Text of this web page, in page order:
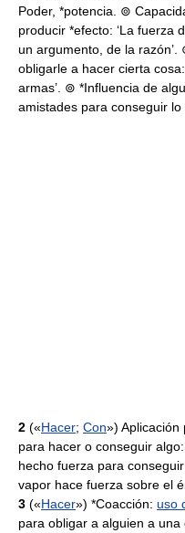
Poder, *potencia. ⊚
producir *efecto: ‘La fuerza
un argumento, de la
obligarle a hacer cierta
armas’. ⊚ *Influencia de
amistades para conseguir lo
2 («Hacer; Con»)
para hacer o conseguir
hecho fuerza para
vapor hace fuerza sobre el
3 («Hacer») *Coacción: uso
para obligar a alguien a una